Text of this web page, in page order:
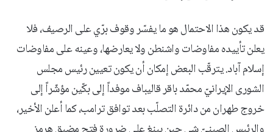
قد يكون هذا الاحتمال هو ما يفسّر وقوف برّي على الرصيف، فلا
يعلن تأييده مفاوضات واشنطن ولا يعارضها، وعينه على مفاوضات
إسلام آباد. يترقّب البعض إمكان أن يكون تعيين رئيس مجلس
الشورى الإيرانيّ محمّد باقر قاليباف موفداً إلى بكّين مؤشّراً إلى
خروج طهران من دائرة التصلّب بعد توافق ترامب، كما أعلن الأخير،